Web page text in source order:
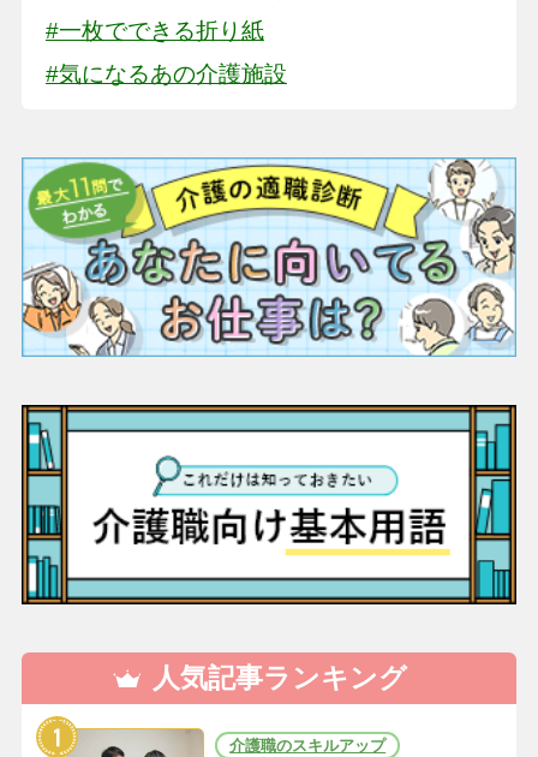
#一枚でできる折り紙
#気になるあの介護施設
人気記事ランキング
介護職のスキルアップ